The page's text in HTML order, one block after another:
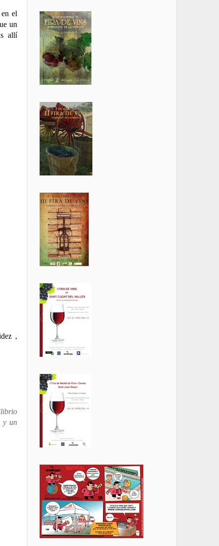
el
un
allí
,
y un